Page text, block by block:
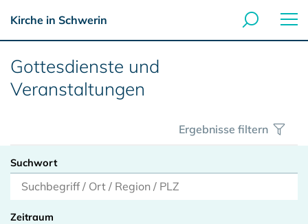
Kirche in Schwerin
Gottesdienste und
Veranstaltungen
Ergebnisse filtern
Suchwort
Zeitraum